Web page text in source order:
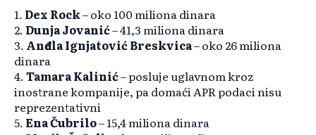
1. Dex Rock– oko 100 miliona dinara
2. Dunja Jovanić– 41,3 miliona dinara
3. Anđela Ignjatović Breskvica– oko 26 miliona
dinara
4. Tamara Kalinić– posluje uglavnom kroz
inostrane kompanije, pa domaći APR podaci nisu
reprezentativni
5. Ena Čubrilo– 15,4 miliona dinara